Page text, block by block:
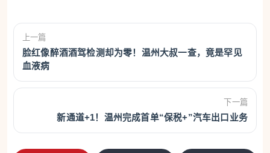
上一篇
脸红像醉酒酒驾检测却为零！温州大叔一查，竟是罕见
血液病
下一篇
新通道+1！温州完成首单“保税+”汽车出口业务